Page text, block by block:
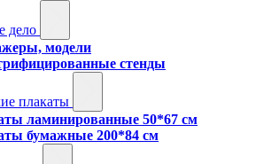
дело
модели
стенды
плакаты
ламинированные 50*67 см
бумажные 200*84 см